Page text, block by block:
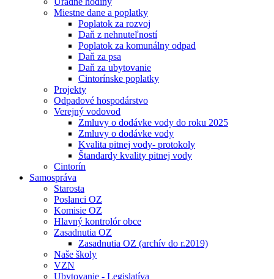
Miestne dane a poplatky
Poplatok za rozvoj
Daň z nehnuteľností
Poplatok za komunálny odpad
Daň za psa
Daň za ubytovanie
Cintorínske poplatky
Projekty
Odpadové hospodárstvo
Verejný vodovod
Zmluvy o dodávke vody do roku 2025
Zmluvy o dodávke vody
Kvalita pitnej vody- protokoly
Štandardy kvality pitnej vody
Cintorín
Samospráva
Starosta
Poslanci OZ
Komisie OZ
Hlavný kontrolór obce
Zasadnutia OZ
Zasadnutia OZ (archív do r.2019)
Naše školy
VZN
Ubytovanie - Legislatíva